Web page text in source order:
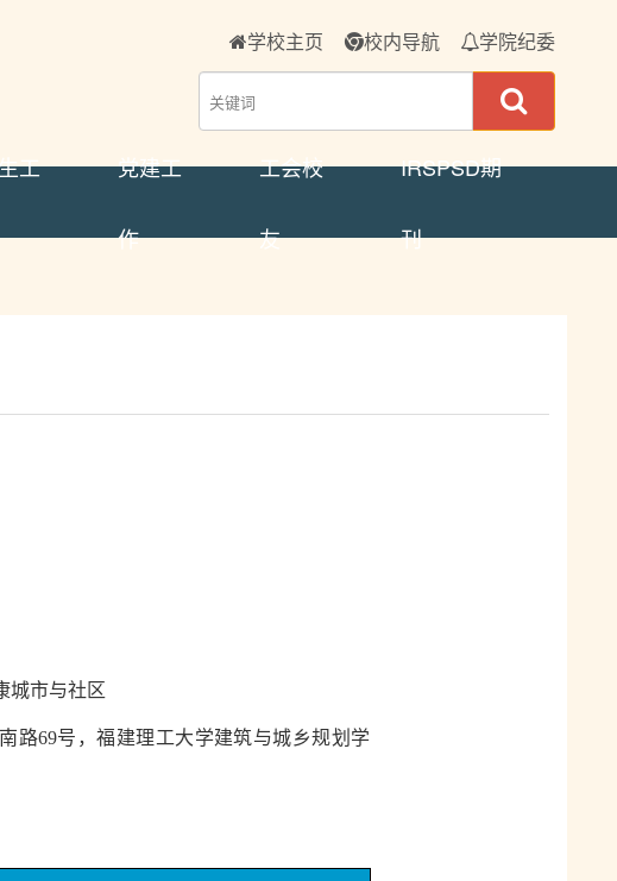
学校主页 校内导航 学院纪委
工 党建工
作
工会校
友
IRSPSD期
刊
城市与社区
路69号，福建理工大学建筑与城乡规划学